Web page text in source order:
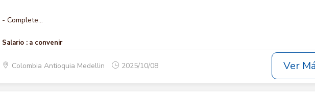
- Complete...
Salario : a convenir
Colombia Antioquia Medellin 2025/10/08 Ver